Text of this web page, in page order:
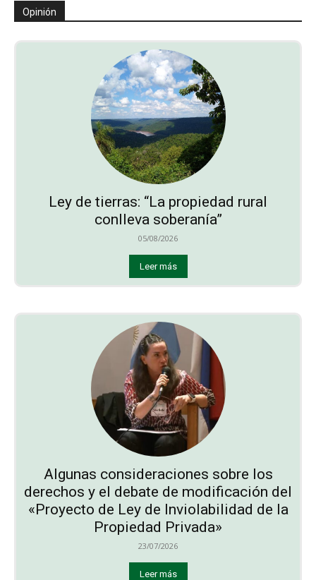
Opinión
Ley de tierras: “La propiedad rural
conlleva soberanía”
05/08/2026
Leer más
Algunas consideraciones sobre los
derechos y el debate de modificación del
«Proyecto de Ley de Inviolabilidad de la
Propiedad Privada»
23/07/2026
Leer más